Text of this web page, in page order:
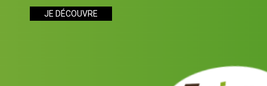
JE DÉCOUVRE